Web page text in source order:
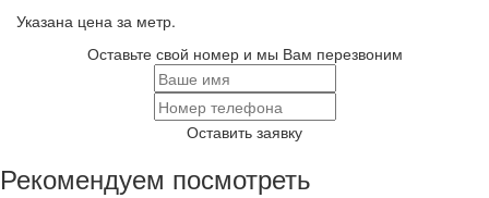
Указана цена за метр.
Оставьте свой номер и мы Вам перезвоним
Оставить заявку
Рекомендуем посмотреть